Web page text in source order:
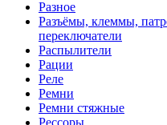
Разное
Разъёмы, клеммы,
переключатели
Распылители
Рации
Реле
Ремни
Ремни стяжные
Рессоры